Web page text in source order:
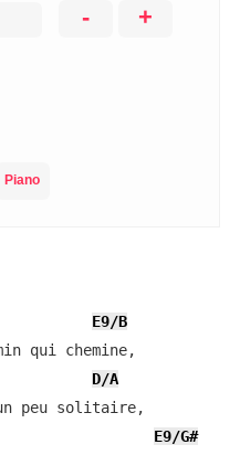
- +
Piano
E9/B
qui chemine,
D/A
peu solitaire,
E9/G#